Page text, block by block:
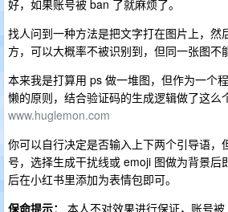
好，如果账号被 ban 了就麻烦了。
找人问到一种方法是把文字打在图片上，然
方，可以大概率不被识别到，但同一张图不
本来我是打算用 ps 做一堆图，但作为一个
懒的原则，结合验证码的生成逻辑做了这么
www.huglemon.com
你可以自行决定是否输入上下两个引导语，
号，选择生成干扰线或 emoji 图做为背景后
后在小红书里添加为表情包即可。
保命提示：
本人不对效果进行保证，账号被